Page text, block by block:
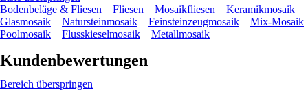
Bodenbeläge & Fliesen
Fliesen Mosaikfliesen
Keramikmosaik
Glasmosaik
Natursteinmosaik Feinsteinzeugmosaik
Mix-Mosaik
Poolmosaik
Flusskieselmosaik Metallmosaik
Kundenbewertungen
Bereich überspringen